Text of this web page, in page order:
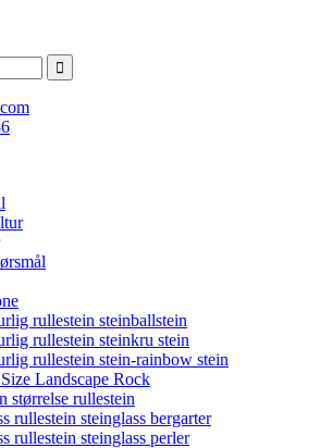
rullestein steinballstein
rullestein steinkru stein
rullestein stein-rainbow stein
Landscape Rock
størrelse rullestein
rullestein steinglass bergarter
rullestein steinglass perler